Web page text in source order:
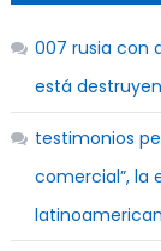
007 rusia con
está
testimonios
comercial”, la